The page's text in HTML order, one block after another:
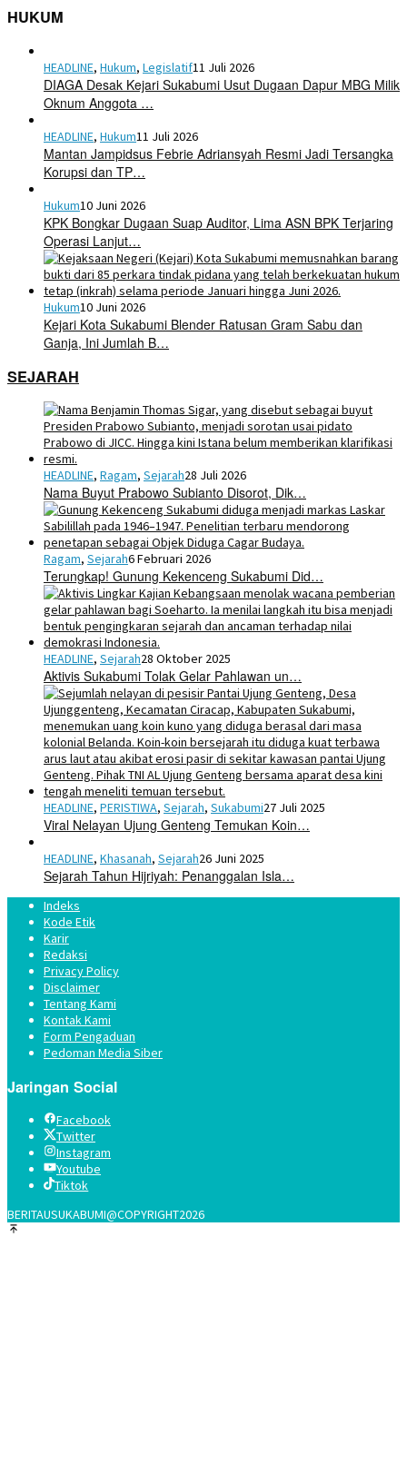
HUKUM
HEADLINE, Hukum, Legislatif11 Juli 2026
DIAGA Desak Kejari Sukabumi Usut Dugaan Dapur MBG Milik
Oknum Anggota …
HEADLINE, Hukum11 Juli 2026
Mantan Jampidsus Febrie Adriansyah Resmi Jadi Tersangka
Korupsi dan TP…
Hukum10 Juni 2026
KPK Bongkar Dugaan Suap Auditor, Lima ASN BPK Terjaring
Operasi Lanjut…
Hukum10 Juni 2026
Kejari Kota Sukabumi Blender Ratusan Gram Sabu dan
Ganja, Ini Jumlah B…
SEJARAH
HEADLINE, Ragam, Sejarah28 Juli 2026
Nama Buyut Prabowo Subianto Disorot, Dik…
Ragam, Sejarah6 Februari 2026
Terungkap! Gunung Kekenceng Sukabumi Did…
HEADLINE, Sejarah28 Oktober 2025
Aktivis Sukabumi Tolak Gelar Pahlawan un…
HEADLINE, PERISTIWA, Sejarah, Sukabumi27 Juli 2025
Viral Nelayan Ujung Genteng Temukan Koin…
HEADLINE, Khasanah, Sejarah26 Juni 2025
Sejarah Tahun Hijriyah: Penanggalan Isla…
Indeks
Kode Etik
Karir
Redaksi
Privacy Policy
Disclaimer
Tentang Kami
Kontak Kami
Form Pengaduan
Pedoman Media Siber
Jaringan Social
Facebook
Twitter
Instagram
Youtube
Tiktok
BERITAUSUKABUMI@COPYRIGHT2026